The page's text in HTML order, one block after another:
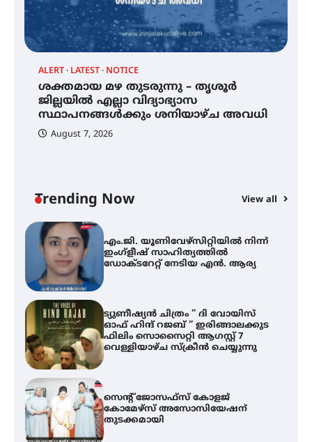
ALERT LATEST NOTICE
ശക്തമായ മഴ തുടരുന്നു – തൃശൂർ
ജില്ലയിൽ എല്ലാ വിദ്യാഭ്യാസ
സ്ഥാപനങ്ങൾക്കും ശനിയാഴ്ച അവധി
August 7, 2026
Trending Now View all
കോമേഴ്സ് എക്സ്പോയുമായി
എസ് എൻ ഹയർ സെക്കൻഡറി
വിദ്യാർത്ഥികൾ
സർഗ്ഗസാഹിതി- കവിതാസംഗമം
2026 കവിതാ ചർച്ച കാട്ടൂർ, ടി. കെ.
ബാലൻ ഹാളിൽ 16ന്
അവധി
എം.ജി. യൂണിവേഴ്‌സിറ്റിയിൽ നിന്ന്
ഇംഗ്ളീഷ് സാഹിത്യത്തിൽ
ഡോക്ടറേറ്റ് നേടിയ എൻ. ആര്യ
ട്യുണീഷ്യൻ ചിത്രം ” ദി വോയിസ്
ഓഫ് ഹിന്ദ് റജബ് ” ഇരിങ്ങാലക്കുട
ഫിലിം സൊസൈറ്റി ആഗസ്റ്റ് 7
വെള്ളിയാഴ്ച സ്‌ക്രീൻ ചെയ്യുന്നു
സെന്റ് ജോസഫ്സ് കോളജ്
കോമേഴ്‌സ് അസോസിയേഷന്
തുടക്കമായി